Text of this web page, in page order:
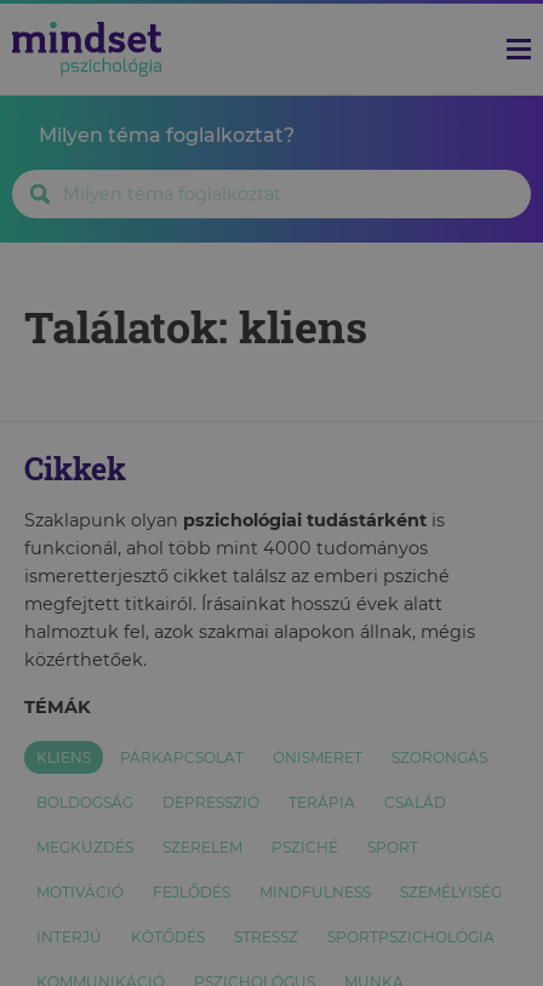
Milyen téma foglalkoztat?
Találatok: kliens
Cikkek
Szaklapunk olyan pszichológiai tudástárként is
funkcionál, ahol több mint 4000 tudományos
ismeretterjesztő cikket találsz az emberi psziché
megfejtett titkairól. Írásainkat hosszú évek alatt
halmoztuk fel, azok szakmai alapokon állnak, mégis
közérthetőek.
TÉMÁK
KLIENS PÁRKAPCSOLAT ÖNISMERET SZORONGÁS
BOLDOGSÁG DEPRESSZIÓ TERÁPIA CSALÁD
MEGKÜZDÉS SZERELEM PSZICHÉ SPORT
MOTIVÁCIÓ FEJLŐDÉS MINDFULNESS SZEMÉLYISÉG
INTERJÚ KÖTŐDÉS STRESSZ SPORTPSZICHOLÓGIA
KOMMUNIKÁCIÓ PSZICHOLÓGUS MUNKA